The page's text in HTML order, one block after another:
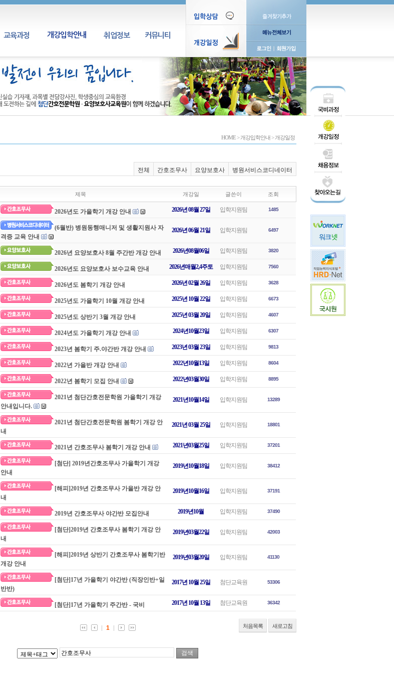
교육과정 개강입학안내 취업정보 커뮤니티
HOME >개강입학안내 >개강일정
전체 간호조무사 요양보호사 병원서비스코디네이터
제목 개강일 글쓴이 조회
2026년도 가을학기 개강 안내 2026년 08월 27일 입학지원팀 1485
(6월반) 병원동행매니저 및 생활지원사 자
격증 교육 안내
2026년 06월 21일 입학지원팀 6497
2026년 요양보호사 8월 주간반 개강 안내 2026년08월06일 입학지원팀 3820
2026년도 요양보호사 보수교육 안내 2026년매월2,4주토 입학지원팀 7560
2026년도 봄학기 개강 안내 2026년 02월 26일 입학지원팀 3628
2025년도 가을학기 10월 개강 안내 2025년 10월 22일 입학지원팀 6673
2025년도 상반기 3월 개강 안내 2025년 03월 20일 입학지원팀 4607
2024년도 가을학기 개강 안내 2024년10월23일 입학지원팀 6307
2023년 봄학기 주.야간반 개강 안내 2023년 03월 23일 입학지원팀 9813
2022년 가을반 개강 안내 2022년10월13일 입학지원팀 8604
2022년 봄학기 모집 안내 2022년03월30일 입학지원팀 8895
2021년 첨단간호전문학원 가을학기 개강
안내입니다.
2021년10월14일 입학지원팀 13289
2021년 첨단간호전문학원 봄학기 개강 안
내
2021년 03월 25일 입학지원팀 18801
2021년 간호조무사 봄학기 개강 안내 2021년03월25일 입학지원팀 37201
[첨단] 2019년간호조무사 가을학기 개강
안내
2019년10월18일 입학지원팀 38412
[해피]2019년 간호조무사 가을반 개강 안
내
2019년10월16일 입학지원팀 37191
2019년 간호조무사 야간반 모집안내 2019년10월 입학지원팀 37490
[첨단]2019년 간호조무사 봄학기 개강 안
내
2019년03월22일 입학지원팀 42003
[해피]2019년 상반기 간호조무사 봄학기반
개강 안내
2019년03월20일 입학지원팀 41130
[첨단]17년 가을학기 야간반 (직장인반+일
반반)
2017년 10월 25일 첨단교육원 53306
[첨단]17년 가을학기 주간반 - 국비 2017년 10월 13일 첨단교육원 36342
처음목록 새로고침
1